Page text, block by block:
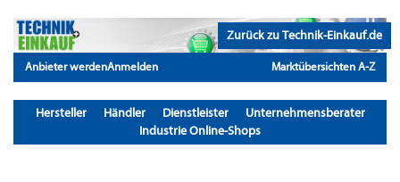
Zurück zu Technik-Einkauf.de
Anbieter werdenAnmelden Marktübersichten A-Z
Hersteller Händler Dienstleister
Unternehmensberater
Industrie Online-Shops